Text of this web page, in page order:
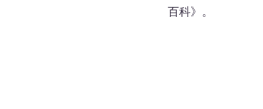
百科》。